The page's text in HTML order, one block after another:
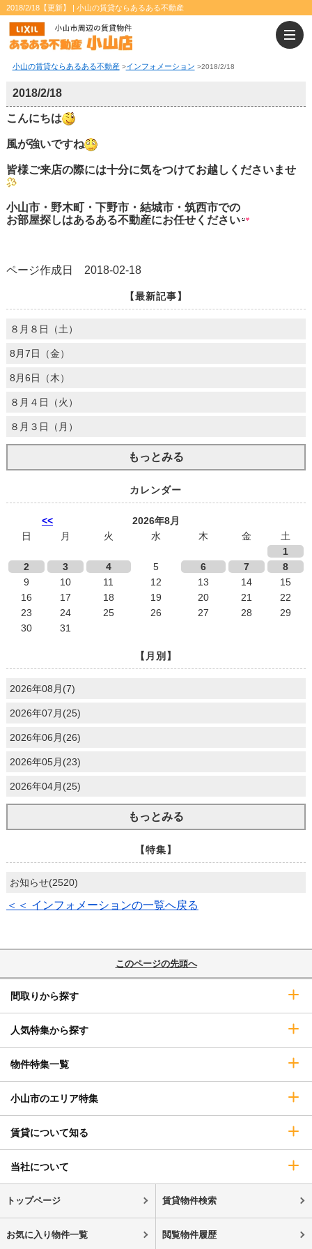
2018/2/18【更新】 | 小山の賃貸ならあるある不動産
小山の賃貸ならあるある不動産>インフォメーション >2018/2/18
2018/2/18
こんにちは
風が強いですね
皆様ご来店の際には十分に気をつけてお越しくださいませ
小山市・野木町・下野市・結城市・筑西市での
お部屋探しはあるある不動産にお任せください
ページ作成日 2018-02-18
【最新記事】
８月８日（土）
8月7日（金）
8月6日（木）
８月４日（火）
８月３日（月）
もっとみる
カレンダー
<<
2026年8月
日
月 火 水 木 金
土
1
2
3 4 5 6 7
8
9
10 11 12 13 14
15
16
17 18 19 20 21
22
23
24 25 26 27 28
29
30
31
【月別】
2026年08月(7)
2026年07月(25)
2026年06月(26)
2026年05月(23)
2026年04月(25)
もっとみる
【特集】
お知らせ(2520)
＜＜ インフォメーションの一覧へ戻る
このページの先頭へ
間取りから探す
人気特集から探す
物件特集一覧
小山市のエリア特集
賃貸について知る
当社について
トップページ 賃貸物件検索
お気に入り物件一覧 閲覧物件履歴